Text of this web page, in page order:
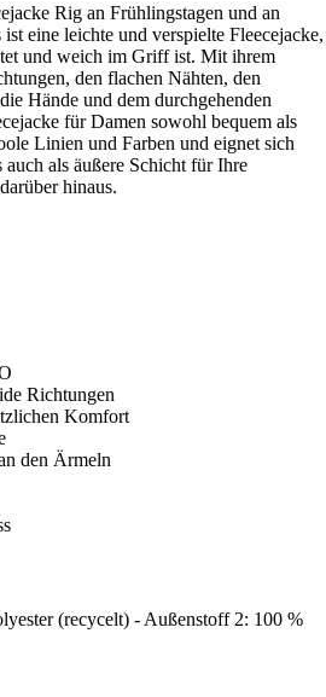
Rig an Frühlingstagen und an
eine leichte und verspielte Fleecejacke,
und weich im Griff ist. Mit ihrem
den flachen Nähten, den
Hände und dem durchgehenden
für Damen sowohl bequem als
Linien und Farben und eignet sich
als äußere Schicht für Ihre
hinaus.
Richtungen
Komfort
den Ärmeln
(recycelt) - Außenstoff 2: 100 %